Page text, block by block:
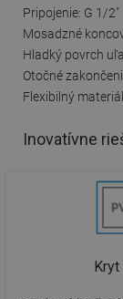
Pripojenie: G 1/2"
Mosadzné
Hladký povrch
Otočné
Flexibilný
Inovatívne